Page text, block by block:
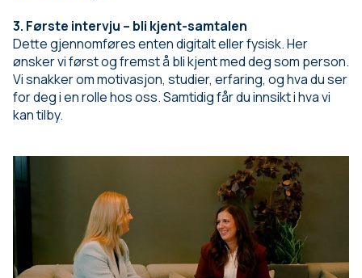
3. Første intervju – bli kjent-samtalen
Dette gjennomføres enten digitalt eller fysisk. Her
ønsker vi først og fremst å bli kjent med deg som person.
Vi snakker om motivasjon, studier, erfaring, og hva du ser
for deg i en rolle hos oss. Samtidig får du innsikt i hva vi
kan tilby.